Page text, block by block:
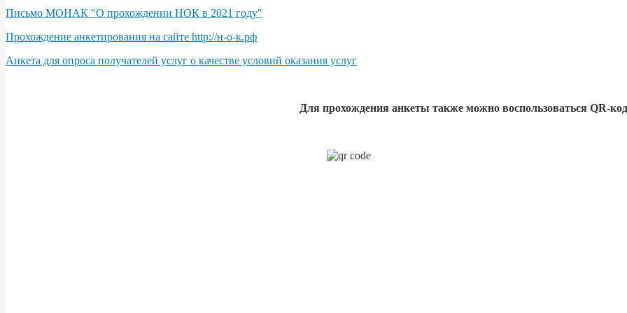
Письмо МОНАК "О прохождении НОК в 2021 году"
Прохождение анкетирования на сайте http://н-о-к.рф
Анкета для опроса получателей услуг о качестве условий оказания услуг
Для прохождения анкеты также можно воспользоваться QR-